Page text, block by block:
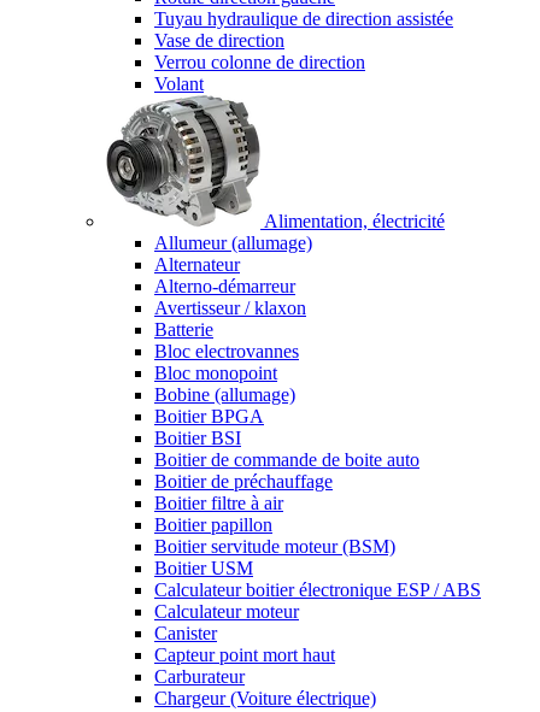
Tuyau hydraulique de direction assistée
Vase de direction
Verrou colonne de direction
Volant
Alimentation, électricité
Allumeur (allumage)
Alternateur
Alterno-démarreur
Avertisseur / klaxon
Batterie
Bloc electrovannes
Bloc monopoint
Bobine (allumage)
Boitier BPGA
Boitier BSI
Boitier de commande de boite auto
Boitier de préchauffage
Boitier filtre à air
Boitier papillon
Boitier servitude moteur (BSM)
Boitier USM
Calculateur boitier électronique ESP / ABS
Calculateur moteur
Canister
Capteur point mort haut
Carburateur
Chargeur (Voiture électrique)